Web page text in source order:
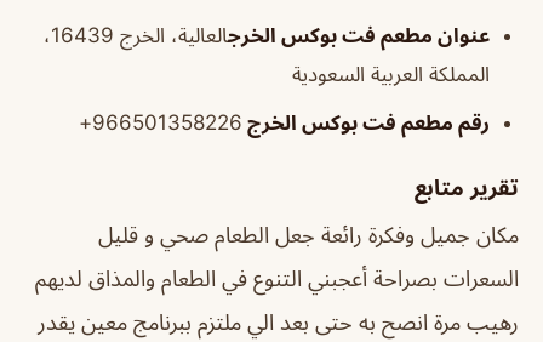
عنوان مطعم فت بوكس الخرج
العالية، الخرج 16439،
المملكة العربية السعودية
رقم مطعم فت بوكس الخرج 966501358226+
تقرير متابع
مكان جميل وفكرة رائعة جعل الطعام صحي و قليل
السعرات بصراحة أعجبني التنوع في الطعام والمذاق لديهم
رهيب مرة انصح به حتى بعد الي ملتزم ببرنامج معين يقدر